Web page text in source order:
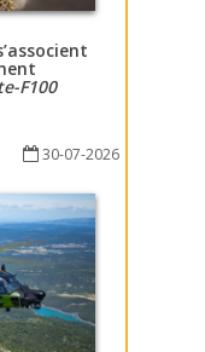
F100
30-07-2026